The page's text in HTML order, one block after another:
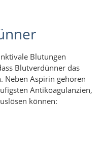
Blutungen
Blutverdünner das
Neben Aspirin gehören
Antikoagulanzien,
können: